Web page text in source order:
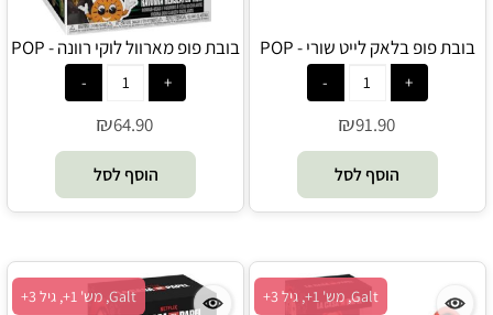
בובת פופ בלאק לייט שורי - POP
₪91.90
הוסף לסל
בובת פופ מארוול לוקי רוונה - POP
₪64.90
הוסף לסל
Galt, מש' 1+, גיל 3+ Galt, מש' 1+, גיל 3+